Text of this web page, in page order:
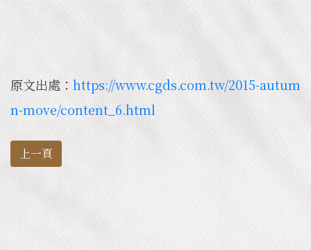
原文出處： https://www.cgds.com.tw/2015-autum
n-move/content_6.html
上一頁